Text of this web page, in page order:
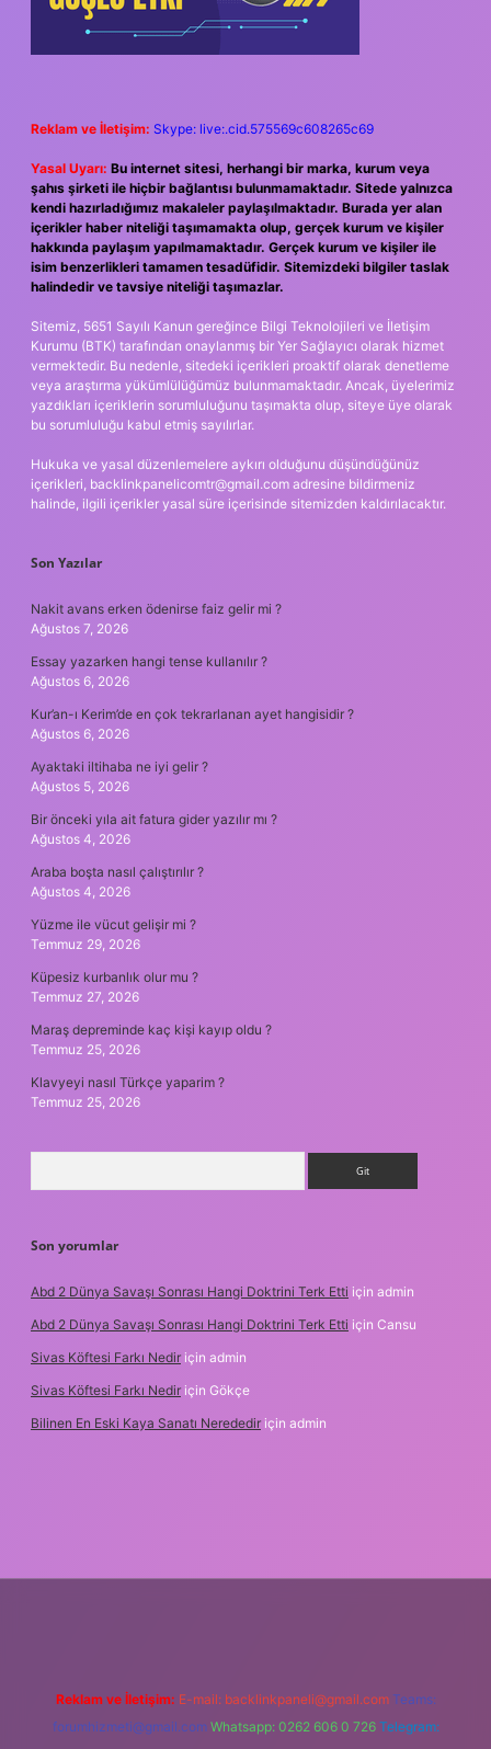
Reklam ve İletişim: Skype: live:.cid.575569c608265c69
Yasal Uyarı: Bu internet sitesi, herhangi bir marka, kurum veya
şahıs şirketi ile hiçbir bağlantısı bulunmamaktadır. Sitede yalnızca
kendi hazırladığımız makaleler paylaşılmaktadır. Burada yer alan
içerikler haber niteliği taşımamakta olup, gerçek kurum ve kişiler
hakkında paylaşım yapılmamaktadır. Gerçek kurum ve kişiler ile
isim benzerlikleri tamamen tesadüfidir. Sitemizdeki bilgiler taslak
halindedir ve tavsiye niteliği taşımazlar.
Sitemiz, 5651 Sayılı Kanun gereğince Bilgi Teknolojileri ve İletişim
Kurumu (BTK) tarafından onaylanmış bir Yer Sağlayıcı olarak hizmet
vermektedir. Bu nedenle, sitedeki içerikleri proaktif olarak denetleme
veya araştırma yükümlülüğümüz bulunmamaktadır. Ancak, üyelerimiz
yazdıkları içeriklerin sorumluluğunu taşımakta olup, siteye üye olarak
bu sorumluluğu kabul etmiş sayılırlar.
Hukuka ve yasal düzenlemelere aykırı olduğunu düşündüğünüz
içerikleri, backlinkpanelicomtr@gmail.com adresine bildirmeniz
halinde, ilgili içerikler yasal süre içerisinde sitemizden kaldırılacaktır.
Son Yazılar
Nakit avans erken ödenirse faiz gelir mi ?
Ağustos 7, 2026
Essay yazarken hangi tense kullanılır ?
Ağustos 6, 2026
Kur’an-ı Kerim’de en çok tekrarlanan ayet hangisidir ?
Ağustos 6, 2026
Ayaktaki iltihaba ne iyi gelir ?
Ağustos 5, 2026
Bir önceki yıla ait fatura gider yazılır mı ?
Ağustos 4, 2026
Araba boşta nasıl çalıştırılır ?
Ağustos 4, 2026
Yüzme ile vücut gelişir mi ?
Temmuz 29, 2026
Küpesiz kurbanlık olur mu ?
Temmuz 27, 2026
Maraş depreminde kaç kişi kayıp oldu ?
Temmuz 25, 2026
Klavyeyi nasıl Türkçe yaparim ?
Temmuz 25, 2026
Son yorumlar
Abd 2 Dünya Savaşı Sonrası Hangi Doktrini Terk Etti için admin
Abd 2 Dünya Savaşı Sonrası Hangi Doktrini Terk Etti için Cansu
Sivas Köftesi Farkı Nedir için admin
Sivas Köftesi Farkı Nedir için Gökçe
Bilinen En Eski Kaya Sanatı Nerededir için admin
Reklam ve İletişim: E-mail: backlinkpaneli@gmail.com Teams:
forumhizmeti@gmail.com Whatsapp: 0262 606 0 726 Telegram: